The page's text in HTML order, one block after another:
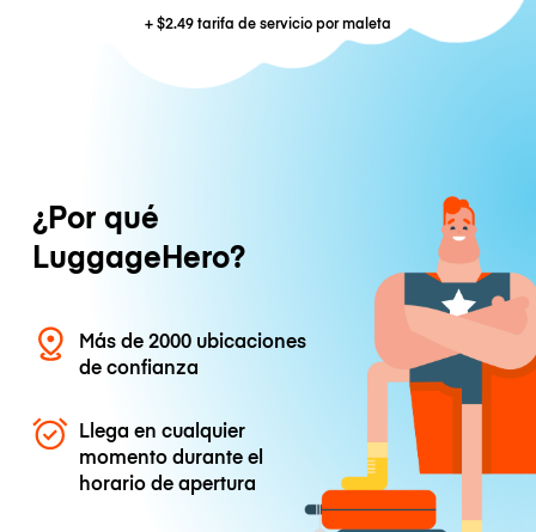
+$2.49tarifa de servicio por maleta
¿Por qué
LuggageHero?
Más de 2000 ubicaciones
de confianza
Llega en cualquier
momento durante el
horario de apertura